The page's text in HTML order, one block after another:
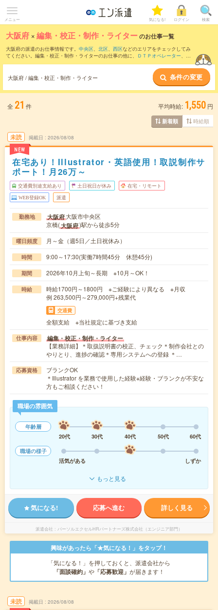
メニュー 気になる! ログイン 検索
大阪府 ×編集・校正・制作・ライターのお仕事一覧
大阪府の派遣のお仕事情報です。 中央区、 北区、 西区などのエリアをチェックしてみ
てください。編集・校正・制作・ライターのお仕事の他に、
ＤＴＰオペレーター、 そ
などのこだわり条件で絞り込んでいただ
けます。職種辞典：編集・校正・制作・ライターのお仕事とは？とは？
大阪府 / 編集・校正・制作・ライター 条件の変更
全 21 件 平均時給: 1,550 円
新着順 時給順
未読
NEW
掲載日 2026/08/08
在宅あり！Illustrator・英語使用！取説制作サ
ポート！月26万～
交通費別途支給あり 土日祝日が休み 在宅・リモート
WEB登録OK 派遣
勤務地 大阪府大阪市中央区
京橋(大阪府)駅から徒歩5分
曜日頻度 月～金（週5日／土日祝休み）
時間 9:00～17:30(実働7時間45分 休憩45分)
期間 2026年10月上旬～長期 ※10月～OK！
時給
時給1700円～1800円 ※ご経験により異なる ※月収
例 263,500円～279,000円+残業代
交通費
全額支給 ※当社規定に基づき支給
仕事内容 編集・校正・制作・ライター
【業務詳細】＊取扱説明書の校正、チェック＊制作会社との
やりとり、進捗の確認＊専用システムへの登録 ＊…
応募資格
ブランクOK
＊Illustrator を業務で使用した経験※経験・ブランクが不安な
方もご相談ください！
職場の雰囲気
年齢層
20代
30代 40代 50代
60代
職場の様子
活気がある
しずか
もっと見る
気になる! 応募へ進む 詳しく見る
派遣会社 パーソルエクセルHRパートナーズ株式会社（エンジニア部門）
興味があったら「★気になる！」をタップ！
「気になる！」を押しておくと、派遣会社から
「面談確約」 や 「応募歓迎」 が届きます！
未読 掲載日 2026/08/08